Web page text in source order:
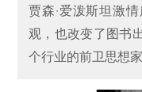
贾森·爱泼斯坦激
观，也改变了图书
个行业的前卫思想